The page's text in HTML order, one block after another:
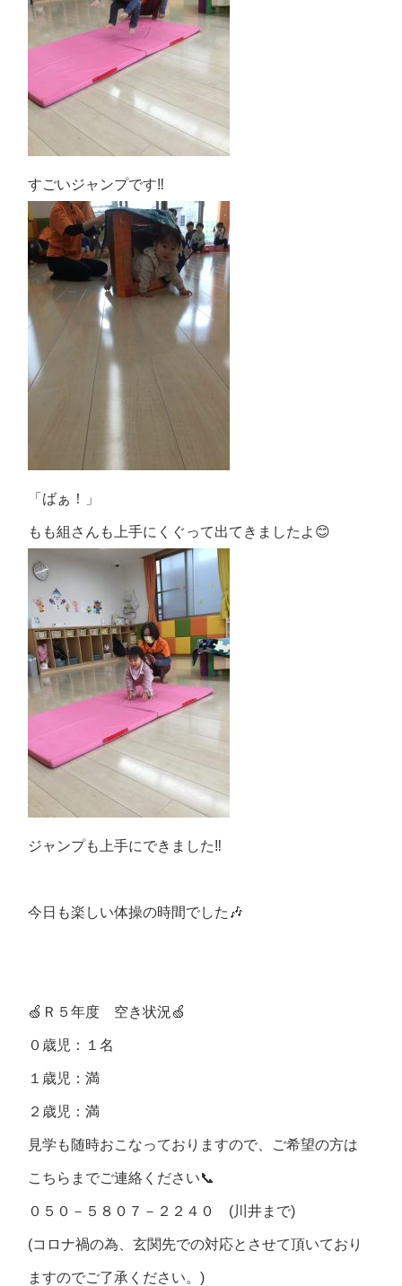
すごいジャンプです‼️
「ばぁ！」
もも組さんも上手にくぐって出てきましたよ😊
ジャンプも上手にできました‼️
今日も楽しい体操の時間でした🎶
🍏Ｒ５年度 空き状況🍏
０歳児：１名
１歳児：満
２歳児：満
見学も随時おこなっておりますので、ご希望の方は
こちらまでご連絡ください📞
０５０－５８０７－２２４０ (川井まで)
(コロナ禍の為、玄関先での対応とさせて頂いており
ますのでご了承ください。)